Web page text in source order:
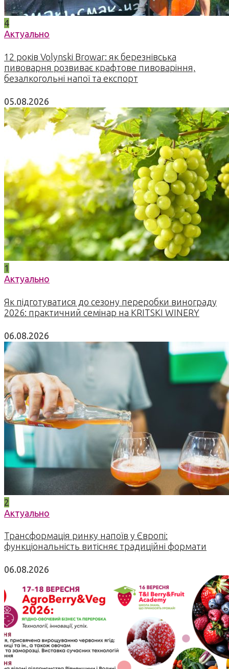
4
Актуально
12 років Volynski Browar: як березнівська
пивоварня розвиває крафтове пивоваріння,
безалкогольні напої та експорт
05.08.2026
1
Актуально
Як підготуватися до сезону переробки винограду
2026: практичний семінар на KRITSKI WINERY
06.08.2026
2
Актуально
Трансформація ринку напоїв у Європі:
функціональність витісняє традиційні формати
06.08.2026